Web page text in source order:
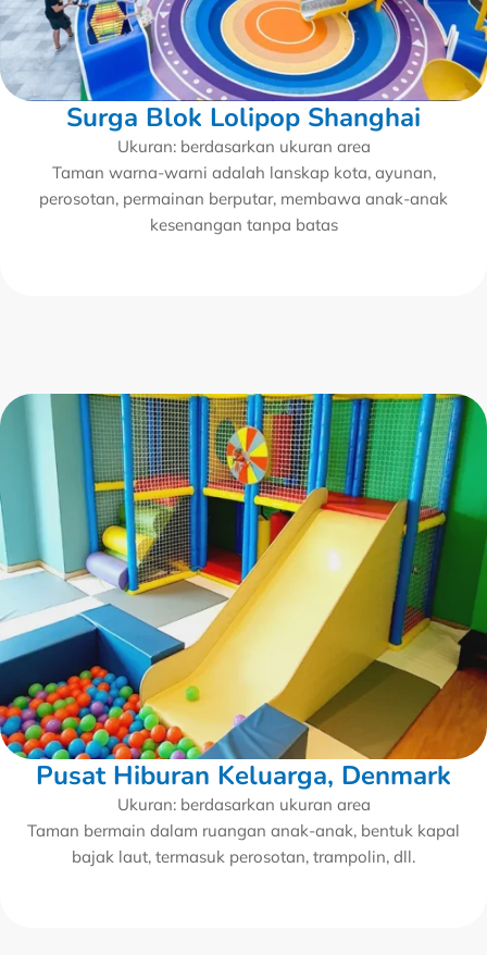
Surga Blok Lolipop Shanghai
Ukuran: berdasarkan ukuran area
Taman warna-warni adalah lanskap kota, ayunan,
perosotan, permainan berputar, membawa anak-anak
kesenangan tanpa batas
Pusat Hiburan Keluarga, Denmark
Ukuran: berdasarkan ukuran area
Taman bermain dalam ruangan anak-anak, bentuk kapal
bajak laut, termasuk perosotan, trampolin, dll.